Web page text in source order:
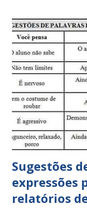
Sugestões
expressões
relatórios